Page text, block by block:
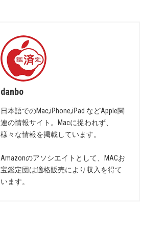
danbo
日本語でのMac,iPhone,iPad などApple関
連の情報サイト。Macに捉われず、
様々な情報を掲載しています。
Amazonのアソシエイトとして、MACお
宝鑑定団は適格販売により収入を得て
います。